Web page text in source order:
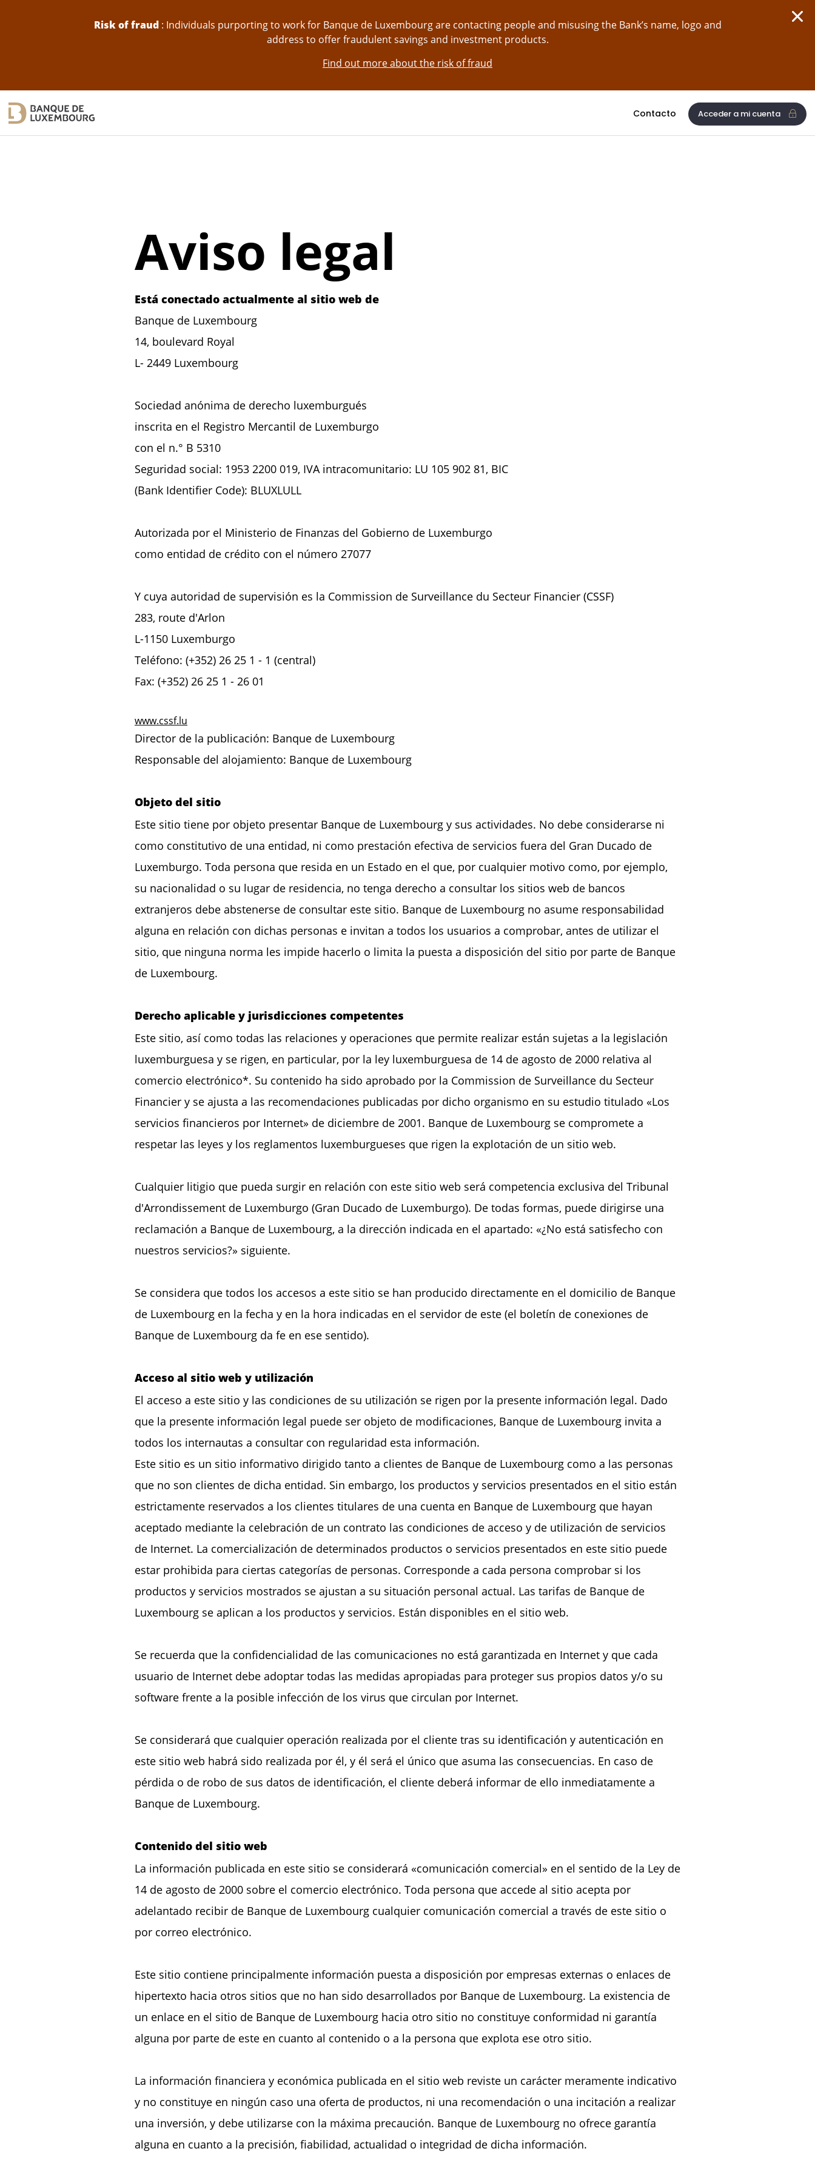
Risk of fraud: Individuals purporting to work for Banque de Luxembourg are contacting people and misusing the Bank’s name, logo and
address to offer fraudulent savings and investment products.
Find out more about the risk of fraud
Contacto Acceder a mi cuenta
Aviso legal
Está conectado actualmente al sitio web de
Banque de Luxembourg
14, boulevard Royal
L- 2449 Luxembourg
Sociedad anónima de derecho luxemburgués
inscrita en el Registro Mercantil de Luxemburgo
con el n.° B 5310
Seguridad social: 1953 2200 019, IVA intracomunitario: LU 105 902 81, BIC
(Bank Identifier Code): BLUXLULL
Autorizada por el Ministerio de Finanzas del Gobierno de Luxemburgo
como entidad de crédito con el número 27077
Y cuya autoridad de supervisión es la Commission de Surveillance du Secteur Financier (CSSF)
283, route d'Arlon
L-1150 Luxemburgo
Teléfono: (+352) 26 25 1 - 1 (central)
Fax: (+352) 26 25 1 - 26 01
www.cssf.lu
Director de la publicación: Banque de Luxembourg
Responsable del alojamiento: Banque de Luxembourg
Objeto del sitio
Este sitio tiene por objeto presentar Banque de Luxembourg y sus actividades. No debe considerarse ni
como constitutivo de una entidad, ni como prestación efectiva de servicios fuera del Gran Ducado de
Luxemburgo. Toda persona que resida en un Estado en el que, por cualquier motivo como, por ejemplo,
su nacionalidad o su lugar de residencia, no tenga derecho a consultar los sitios web de bancos
extranjeros debe abstenerse de consultar este sitio. Banque de Luxembourg no asume responsabilidad
alguna en relación con dichas personas e invitan a todos los usuarios a comprobar, antes de utilizar el
sitio, que ninguna norma les impide hacerlo o limita la puesta a disposición del sitio por parte de Banque
de Luxembourg.
Derecho aplicable y jurisdicciones competentes
Este sitio, así como todas las relaciones y operaciones que permite realizar están sujetas a la legislación
luxemburguesa y se rigen, en particular, por la ley luxemburguesa de 14 de agosto de 2000 relativa al
comercio electrónico*. Su contenido ha sido aprobado por la Commission de Surveillance du Secteur
Financier y se ajusta a las recomendaciones publicadas por dicho organismo en su estudio titulado «Los
servicios financieros por Internet» de diciembre de 2001. Banque de Luxembourg se compromete a
respetar las leyes y los reglamentos luxemburgueses que rigen la explotación de un sitio web.
Cualquier litigio que pueda surgir en relación con este sitio web será competencia exclusiva del Tribunal
d'Arrondissement de Luxemburgo (Gran Ducado de Luxemburgo). De todas formas, puede dirigirse una
reclamación a Banque de Luxembourg, a la dirección indicada en el apartado: «¿No está satisfecho con
nuestros servicios?» siguiente.
Se considera que todos los accesos a este sitio se han producido directamente en el domicilio de Banque
de Luxembourg en la fecha y en la hora indicadas en el servidor de este (el boletín de conexiones de
Banque de Luxembourg da fe en ese sentido).
Acceso al sitio web y utilización
El acceso a este sitio y las condiciones de su utilización se rigen por la presente información legal. Dado
que la presente información legal puede ser objeto de modificaciones, Banque de Luxembourg invita a
todos los internautas a consultar con regularidad esta información.
Este sitio es un sitio informativo dirigido tanto a clientes de Banque de Luxembourg como a las personas
que no son clientes de dicha entidad. Sin embargo, los productos y servicios presentados en el sitio están
estrictamente reservados a los clientes titulares de una cuenta en Banque de Luxembourg que hayan
aceptado mediante la celebración de un contrato las condiciones de acceso y de utilización de servicios
de Internet. La comercialización de determinados productos o servicios presentados en este sitio puede
estar prohibida para ciertas categorías de personas. Corresponde a cada persona comprobar si los
productos y servicios mostrados se ajustan a su situación personal actual. Las tarifas de Banque de
Luxembourg se aplican a los productos y servicios. Están disponibles en el sitio web.
Se recuerda que la confidencialidad de las comunicaciones no está garantizada en Internet y que cada
usuario de Internet debe adoptar todas las medidas apropiadas para proteger sus propios datos y/o su
software frente a la posible infección de los virus que circulan por Internet.
Se considerará que cualquier operación realizada por el cliente tras su identificación y autenticación en
este sitio web habrá sido realizada por él, y él será el único que asuma las consecuencias. En caso de
pérdida o de robo de sus datos de identificación, el cliente deberá informar de ello inmediatamente a
Banque de Luxembourg.
Contenido del sitio web
La información publicada en este sitio se considerará «comunicación comercial» en el sentido de la Ley de
14 de agosto de 2000 sobre el comercio electrónico. Toda persona que accede al sitio acepta por
adelantado recibir de Banque de Luxembourg cualquier comunicación comercial a través de este sitio o
por correo electrónico.
Este sitio contiene principalmente información puesta a disposición por empresas externas o enlaces de
hipertexto hacia otros sitios que no han sido desarrollados por Banque de Luxembourg. La existencia de
un enlace en el sitio de Banque de Luxembourg hacia otro sitio no constituye conformidad ni garantía
alguna por parte de este en cuanto al contenido o a la persona que explota ese otro sitio.
La información financiera y económica publicada en el sitio web reviste un carácter meramente indicativo
y no constituye en ningún caso una oferta de productos, ni una recomendación o una incitación a realizar
una inversión, y debe utilizarse con la máxima precaución. Banque de Luxembourg no ofrece garantía
alguna en cuanto a la precisión, fiabilidad, actualidad o integridad de dicha información.